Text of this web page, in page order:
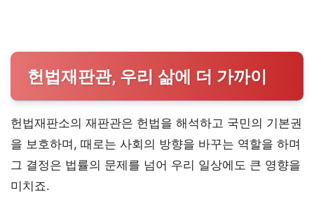
헌법재판관, 우리 삶에 더 가까이
헌법재판소의 재판관은 헌법을 해석하고 국민의 기본권
을 보호하며, 때로는 사회의 방향을 바꾸는 역할을 하며
그 결정은 법률의 문제를 넘어 우리 일상에도 큰 영향을
미치죠.